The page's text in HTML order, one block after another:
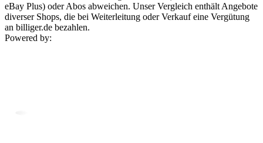
eBay Plus) oder Abos abweichen. Unser Vergleich enthält Angebote
diverser Shops, die bei Weiterleitung oder Verkauf eine Vergütung
an billiger.de bezahlen.
Powered by: